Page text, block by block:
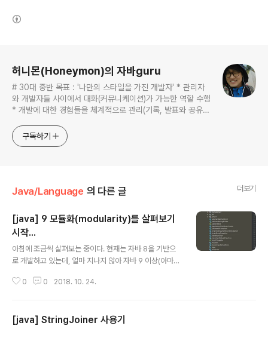
허니몬(Honeymon)의 자바guru
# 30대 중반 목표 : '나만의 스타일을 가진 개발자' * 관리자
와 개발자들 사이에서 대화(커뮤니케이션)가 가능한 역할 수행
* 개발에 대한 경험들을 체계적으로 관리(기록, 발표와 공유)
누구나 들려봤을법한 그런 개발관련 파워블로거 를 목표로 블
로그를 재편하려고 하는 중
구독하기
Java/Language 의 다른 글 더보기
[java] 9 모듈화(modularity)를 살펴보기
시작...
아침에 조금씩 살펴보는 중이다. 현재는 자바 8을 기반으
로 개발하고 있는데, 얼마 지나지 않아 자바 9 이상(아마도
으로 하고 있는데,시각적으로 보이는 큰 차이라면 기존에
할 모듈을 선언하는 방식으로 변경되었다 할까? @_@);;;J
0 0 2018. 10. 24.
[java] StringJoiner 사용기